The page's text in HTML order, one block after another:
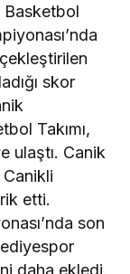
Basketbol
skor
Takımı,
ulaştı. Canik
Canikli
etti.
son
daha ekledi.